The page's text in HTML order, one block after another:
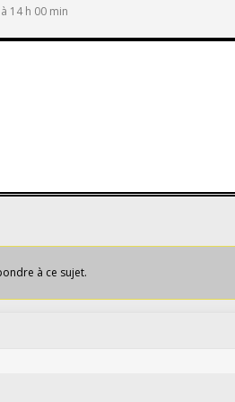
14 h 00 min
à ce sujet.